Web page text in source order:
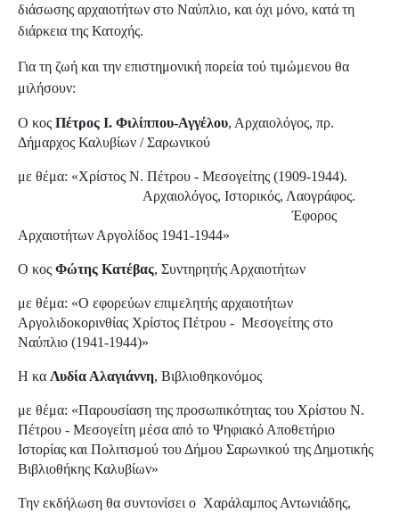
διάσωσης αρχαιοτήτων στο Ναύπλιο, και όχι μόνο, κατά τη
διάρκεια της Κατοχής.
Για τη ζωή και την επιστημονική πορεία τού τιμώμενου θα
μιλήσουν:
Ο κος Πέτρος Ι. Φιλίππου-Αγγέλου, Αρχαιολόγος, πρ.
Δήμαρχος Καλυβίων / Σαρωνικού
με θέμα: «Χρίστος Ν. Πέτρου - Μεσογείτης (1909-1944).
Αρχαιολόγος, Ιστορικός, Λαογράφος.
Έφορος
Αρχαιοτήτων Αργολίδος 1941-1944»
Ο κος Φώτης Kατέβας, Συντηρητής Αρχαιοτήτων
με θέμα: «O εφορεύων επιμελητής αρχαιοτήτων
Αργολιδοκορινθίας Χρίστος Πέτρου - Μεσογείτης στο
Ναύπλιο (1941-1944)»
Η κα Λυδία Αλαγιάννη, Βιβλιοθηκονόμος
με θέμα: «Παρουσίαση της προσωπικότητας του Χρίστου Ν.
Πέτρου - Μεσογείτη μέσα από το Ψηφιακό Αποθετήριο
Ιστορίας και Πολιτισμού του Δήμου Σαρωνικού της Δημοτικής
Βιβλιοθήκης Καλυβίων»
Την εκδήλωση θα συντονίσει ο Χαράλαμπος Αντωνιάδης,